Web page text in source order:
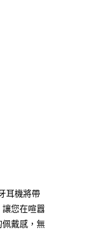
耳機將帶
您在喧囂
佩戴感，無